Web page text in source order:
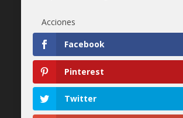
ChecoNávody
el catastro -Catastro de
Resultados regularesSportka
Cómo registrarse para
Gracias
Acciones
Facebook
Pinterest
Twitter